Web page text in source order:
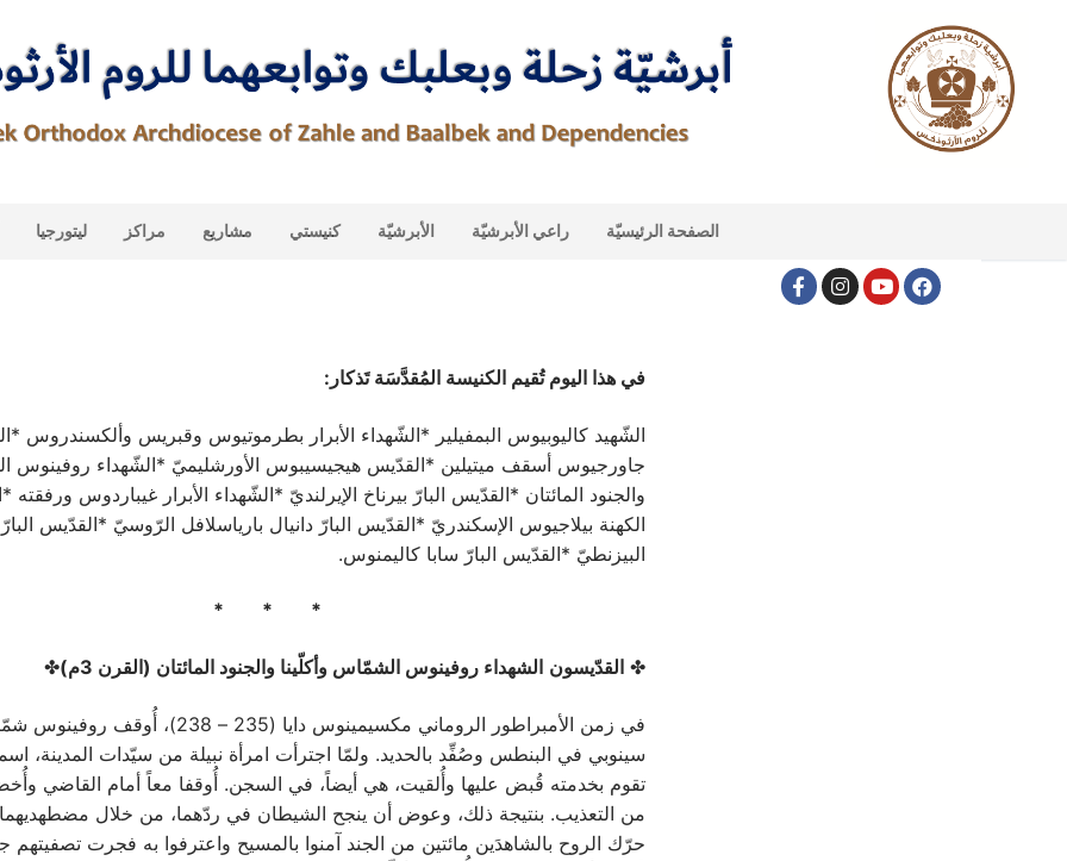
ليتورجيا مراكز مشاريع كنيستي الأبرشيّة راعي الأبرشيّة الصفحة الرئيسيّة
في هذا اليوم تُقيم الكنيسة المُقدَّسَة تَذكار:
الشّهيد كاليوبيوس البمفيلير *الشّهداء الأبرار بطرموتيوس وقبريس وألكسندروس
جاورجيوس أسقف ميتيلين *القدّيس هيجيسيبوس الأورشليميّ *الشّهداء روفينوس
والجنود المائتان *القدّيس البارّ بيرناخ الإيرلنديّ *الشّهداء الأبرار غيباردوس
الكهنة بيلاجيوس الإسكندريّ *القدّيس البارّ دانيال بارياسلافل الرّوسيّ *القدّيس
البيزنطيّ *القدّيس البارّ سابا كاليمنوس.
* * *
✤ القدّيسون الشهداء روفينوس الشمّاس وأكلّينا والجنود المائتان (القرن 3م) ✤
في زمن الأمبراطور الروماني مكسيمينوس دايا (235 –
سينوبي في البنطس وصُفِّد بالحديد. ولمّا اجترأت امرأة نبيلة من سيّدات المدينة،
تقوم بخدمته قُبض عليها وأُلقيت، هي أيضاً، في السجن. أُوقفا معاً أمام القاضي
من التعذيب. بنتيجة ذلك، وعوض أن ينجح الشيطان في ردّهما، من خلال
حرّك الروح بالشاهدَين مائتين من الجند آمنوا بالمسيح واعترفوا به فجرت تصفيتهم